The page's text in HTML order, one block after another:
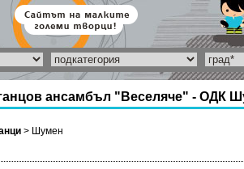
ансамбъл "Веселяче" - ОДК
> Шумен